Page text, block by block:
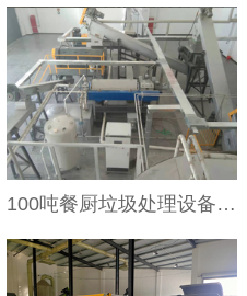
100吨餐厨垃圾处理设备项目现场